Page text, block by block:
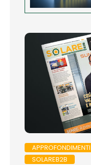
APPROFONDIMENTI
SOLAREB2B